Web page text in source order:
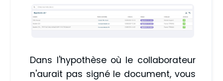
Dans l'hypothèse où le collaborateur
n'aurait pas signé le document, vous